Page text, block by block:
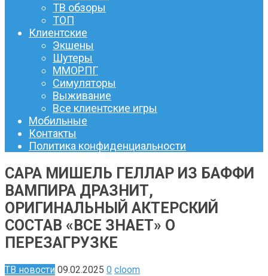
ТВ обзоры
ТОП
Клиентские
Экшены
Шутеры
ММОРПГ
Симуляторы
Выживание
Все клиентские игры
Мобильные
Контакты
Политика конфиденциальности
САРА МИШЕЛЬ ГЕЛЛАР ИЗ БАФФИ
ВАМПИРА ДРАЗНИТ,
ОРИГИНАЛЬНЫЙ АКТЕРСКИЙ
СОСТАВ «ВСЕ ЗНАЕТ» О
ПЕРЕЗАГРУЗКЕ
ТВ новости 09.02.2025 0 cloom